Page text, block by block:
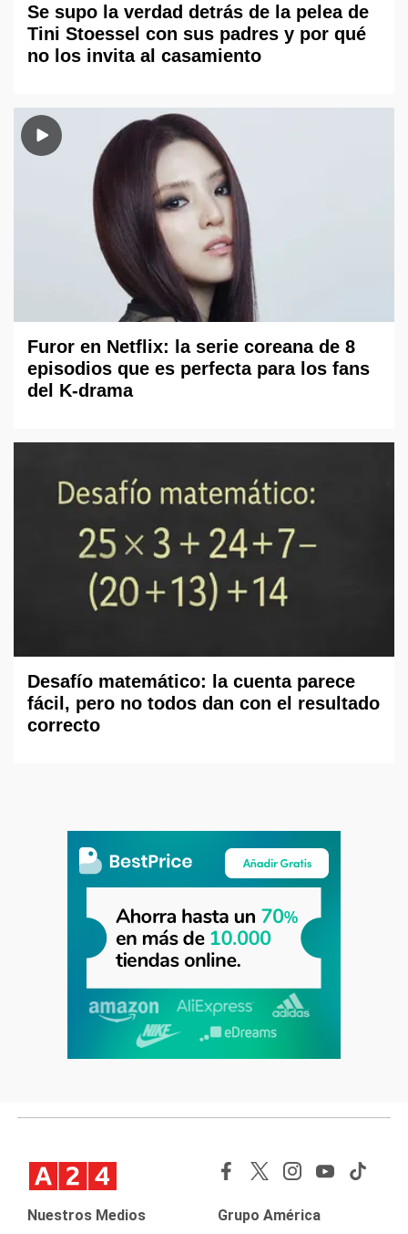
Se supo la verdad detrás de la pelea de
Tini Stoessel con sus padres y por qué
no los invita al casamiento
Furor en Netflix: la serie coreana de 8
episodios que es perfecta para los fans
del K-drama
Desafío matemático: la cuenta parece
fácil, pero no todos dan con el resultado
correcto
Nuestros Medios Grupo América